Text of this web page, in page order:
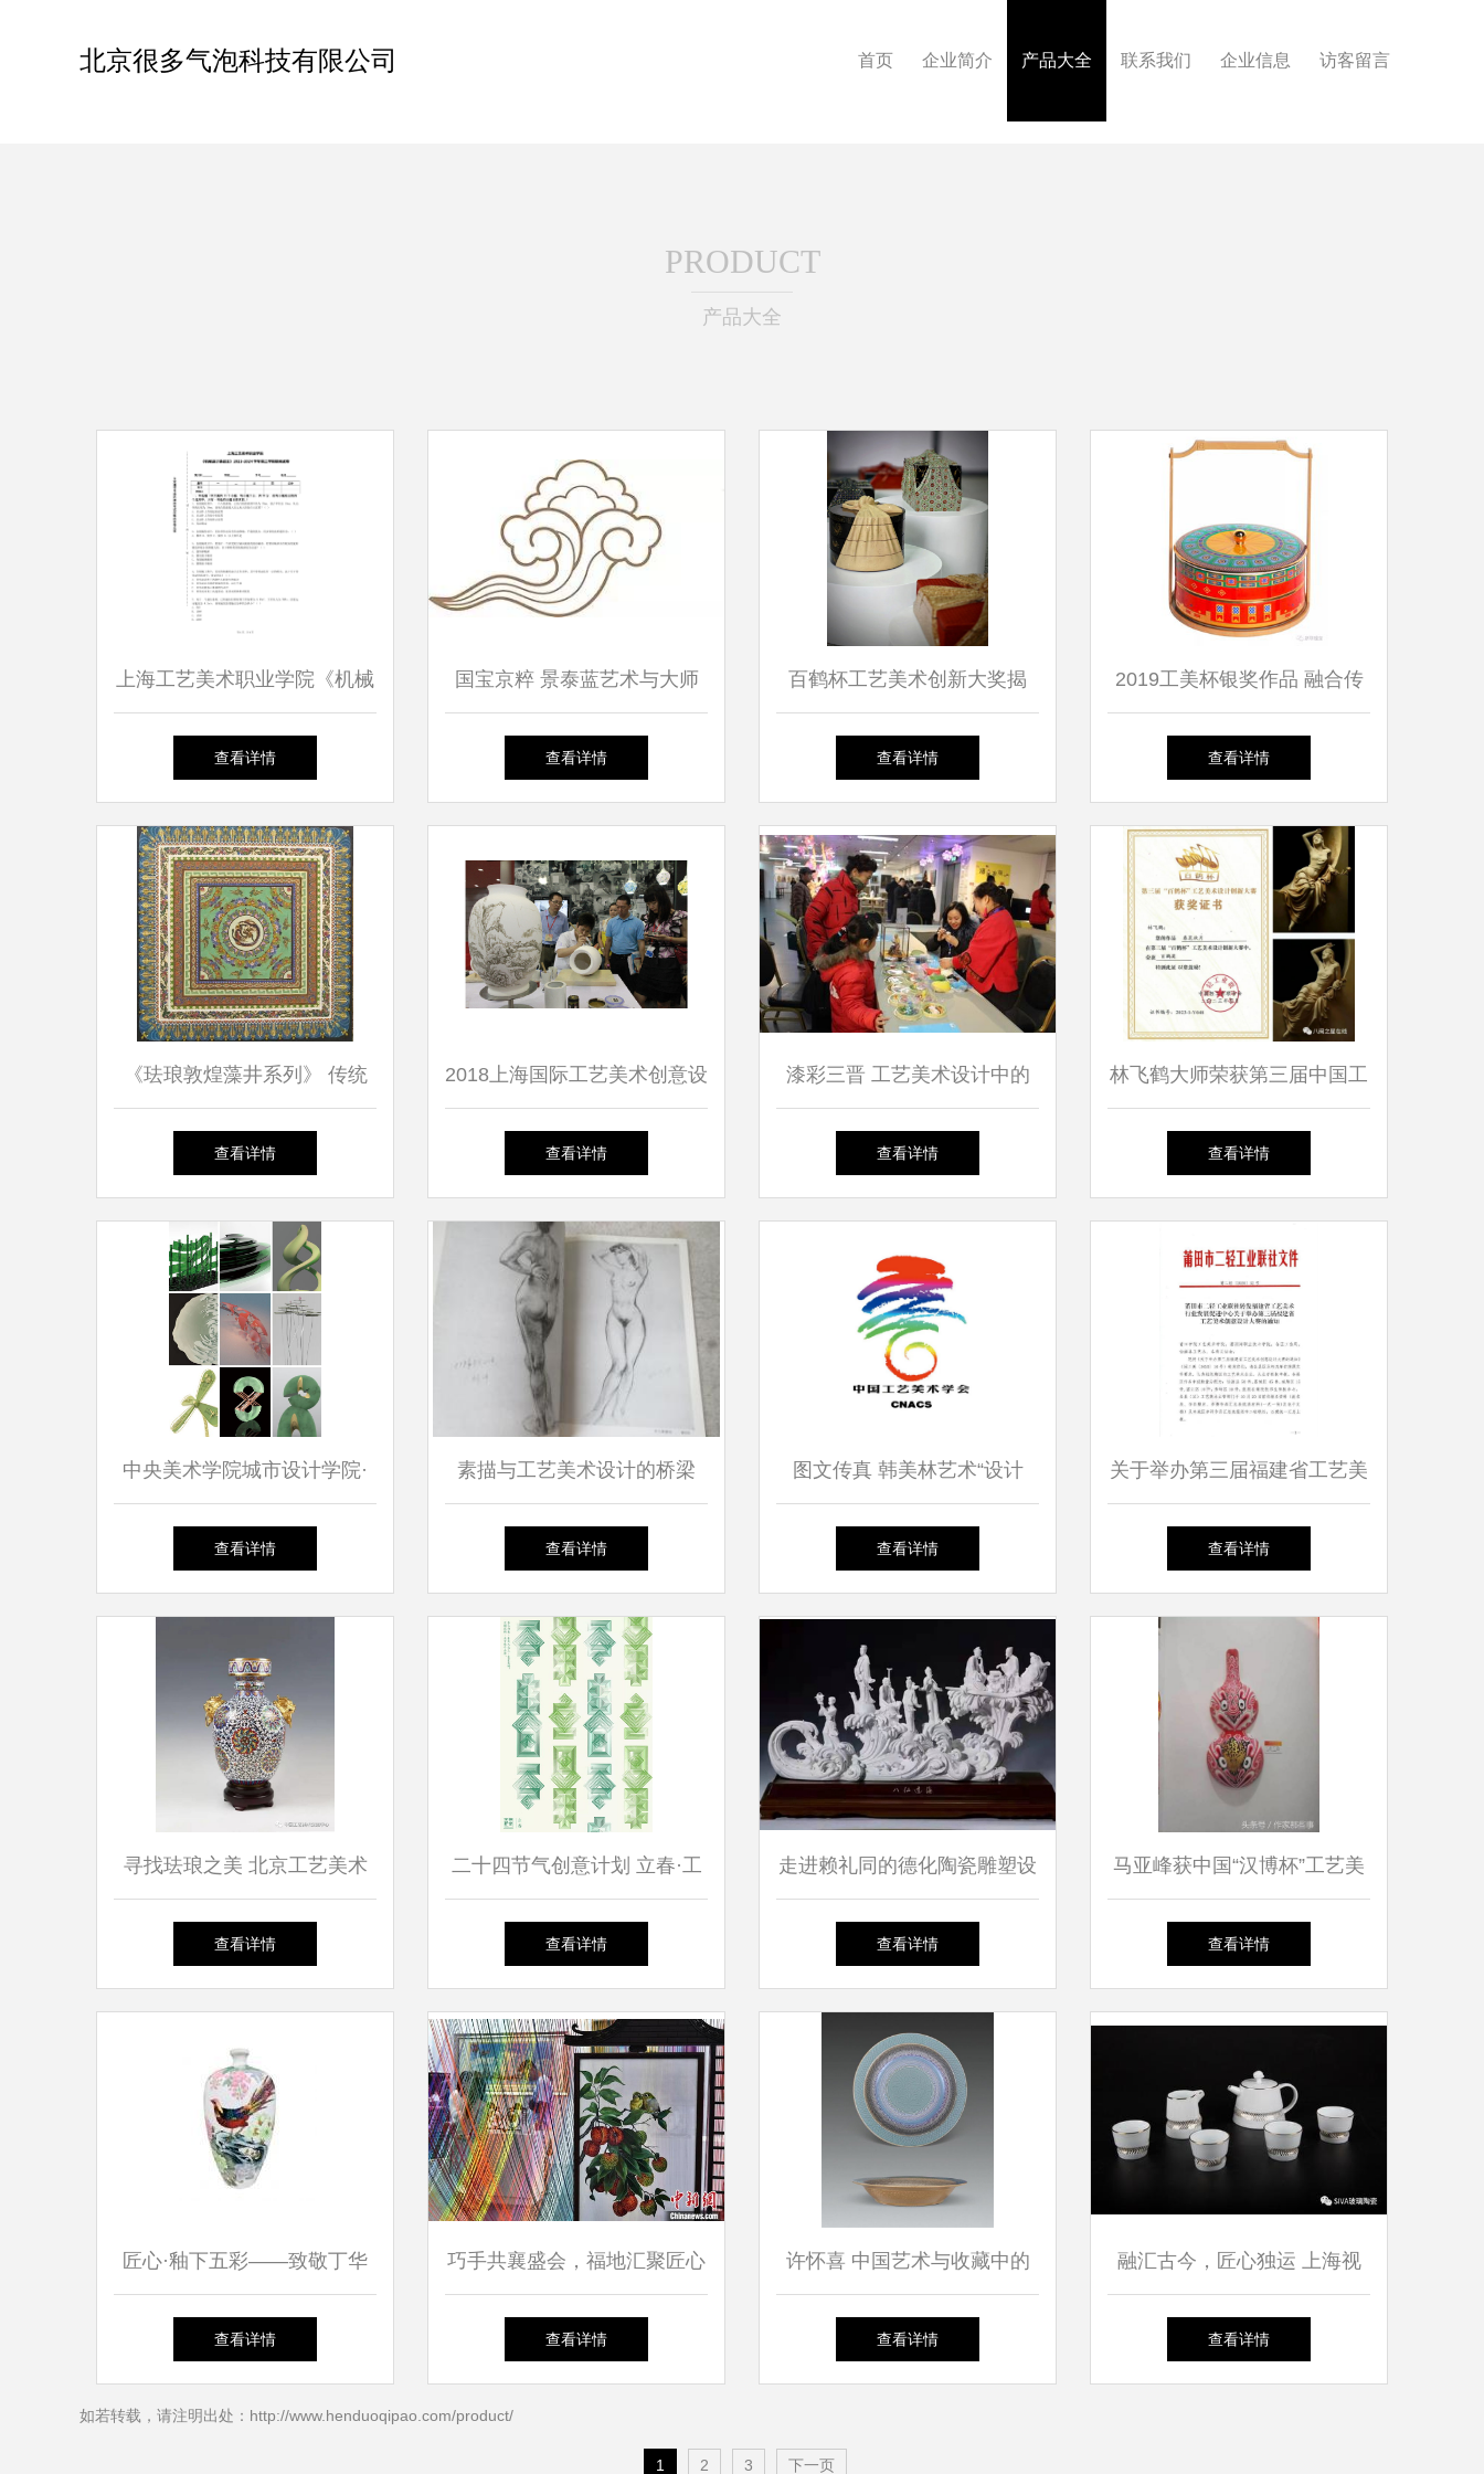
北京很多气泡科技有限公司 首页 企业简介 产品大全 联系我们 企业信息 访客留言
PRODUCT
产品大全
上海工艺美术职业学院《机械
设计基础Ⅱ》2023-2024学年
查看详情
国宝京粹 景泰蓝艺术与大师
精品展的工艺美学探秘（下）
查看详情
百鹤杯工艺美术创新大奖揭
晓，扬州工七佳作脱颖而出
查看详情
2019工美杯银奖作品 融合传
统与创新的工艺美术设计
查看详情
《珐琅敦煌藻井系列》 传统
工艺的创新绽放——荣膺“百
查看详情
2018上海国际工艺美术创意设
计展 匠心与创新的交响
查看详情
漆彩三晋 工艺美术设计中的
非遗传承与创新实践
查看详情
林飞鹤大师荣获第三届中国工
艺美术博览会“百鹤杯”百鹤大
查看详情
中央美术学院城市设计学院·
工艺美术与材料实施课程·网
查看详情
素描与工艺美术设计的桥梁
理论、技法与实践
查看详情
图文传真 韩美林艺术“设计
篇”——工艺美术的当代回响
查看详情
关于举办第三届福建省工艺美
术创意设计大赛的通知
查看详情
寻找珐琅之美 北京工艺美术
大师精品投资基金作品展盛大
查看详情
二十四节气创意计划 立春·工
艺美术设计
查看详情
走进赖礼同的德化陶瓷雕塑设
计 工笔与灵魂的对话
查看详情
马亚峰获中国“汉博杯”工艺美
术创意设计大赛银奖
查看详情
匠心·釉下五彩——致敬丁华
汉的艺术人生
查看详情
巧手共襄盛会，福地汇聚匠心
记福州工艺美术精品展
查看详情
许怀喜 中国艺术与收藏中的
工艺美术设计之光
查看详情
融汇古今，匠心独运 上海视
觉艺术学院时尚设计学院工艺
查看详情
如若转载，请注明出处：http://www.henduoqipao.com/product/
1 2 3 下一页